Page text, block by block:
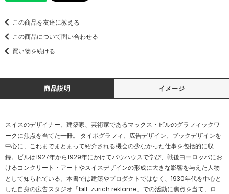
この商品を友達に教える
この商品について問い合わせる
買い物を続ける
商品説明 イメージ
スイスのデザイナー、建築家、芸術家であるマックス・ビルのグラフィックワ
ークに焦点を当てた一冊。 タイポグラフィ、広告デザイン、ブックデザインを
中心に、これまでまとまって紹介される機会の少なかった仕事を包括的に収
録。ビルは1927年から1929年にかけてバウハウスで学び、戦後ヨーロッパにお
けるコンクリート・アートやスイスデザインの形成に大きな影響を与えた人物
として知られている。本書では建築やプロダクトではなく、1930年代を中心と
した自身の広告スタジオ「bill-zürich reklame」での活動に焦点を当て、ロ